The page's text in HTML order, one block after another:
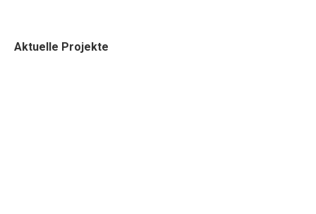
Aktuelle Projekte